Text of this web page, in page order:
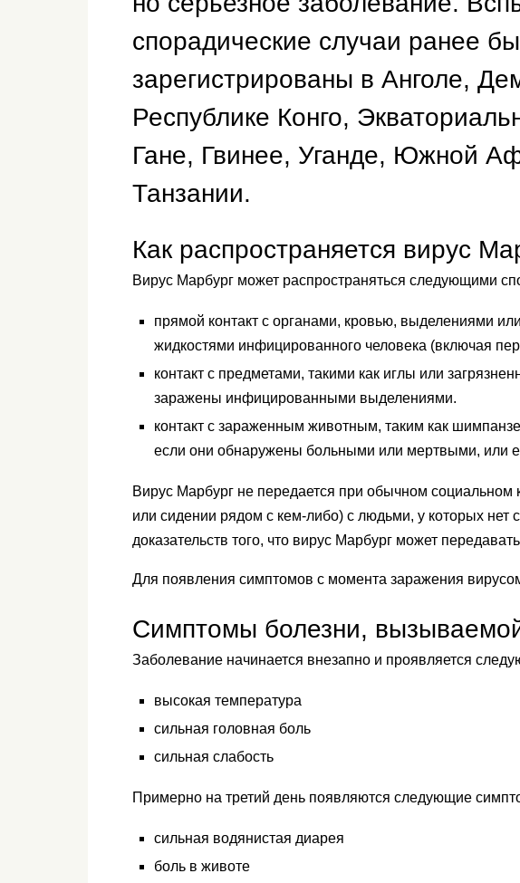
спорадические случаи ранее
зарегистрированы в Анголе,
Республике Конго,
Гане, Гвинее, Уганде, Южной
Танзании.
Как распространяется вирус
Вирус Марбург может распространяться следующими
прямой контакт с органами, кровью, выделениями
жидкостями инфицированного человека (включая
контакт с предметами, такими как иглы или
заражены инфицированными выделениями.
контакт с зараженным животным, таким как
если они обнаружены больными или мертвыми, или
Вирус Марбург не передается при обычном социальном
или сидении рядом с кем-либо) с людьми, у которых нет
доказательств того, что вирус Марбург может
Для появления симптомов с момента заражения
Симптомы болезни,
Заболевание начинается внезапно и проявляется
высокая температура
сильная головная боль
сильная слабость
Примерно на третий день появляются следующие
сильная водянистая диарея
боль в животе